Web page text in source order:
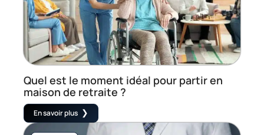
Quel est le moment idéal pour partir en
maison de retraite ?
En savoir plus